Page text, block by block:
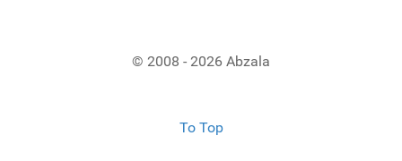
© 2008 - 2026 Abzala
To Top